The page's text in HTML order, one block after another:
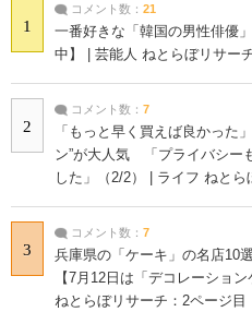
1
コメント数： 21
一番好きな「韓国の男性俳優
中】 | 芸能人 ねとらぼリサー
2
コメント数： 7
「もっと早く買えば良かっ
ン”が大人気 「プライバシー
した」（2/2） | ライフ ねとら
3
コメント数： 7
兵庫県の「ケーキ」の名店10
【7月12日は「デコレーショ
ねとらぼリサーチ：2ページ目